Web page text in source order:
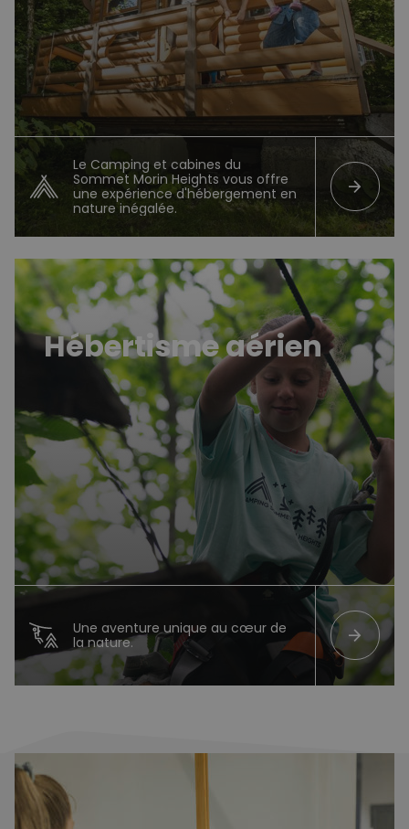
Le Camping et cabines du
Sommet Morin Heights vous offre
une expérience d'hébergement en
nature inégalée.
arrow_forward
Hébertisme aérien
Une aventure unique au cœur de
la nature.
arrow_forward
Hébertisme